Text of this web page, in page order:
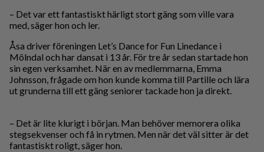
– Det var ett fantastiskt härligt stort gäng som ville vara
med, säger hon och ler.
Åsa driver föreningen Let’s Dance for Fun Linedance i
Mölndal och har dansat i 13 år. För tre år sedan startade hon
sin egen verksamhet. När en av medlemmarna, Emma
Johnsson, frågade om hon kunde komma till Partille och lära
ut grunderna till ett gäng seniorer tackade hon ja direkt.
– Det är lite klurigt i början. Man behöver memorera olika
stegsekvenser och få in rytmen. Men när det väl sitter är det
fantastiskt roligt, säger hon.